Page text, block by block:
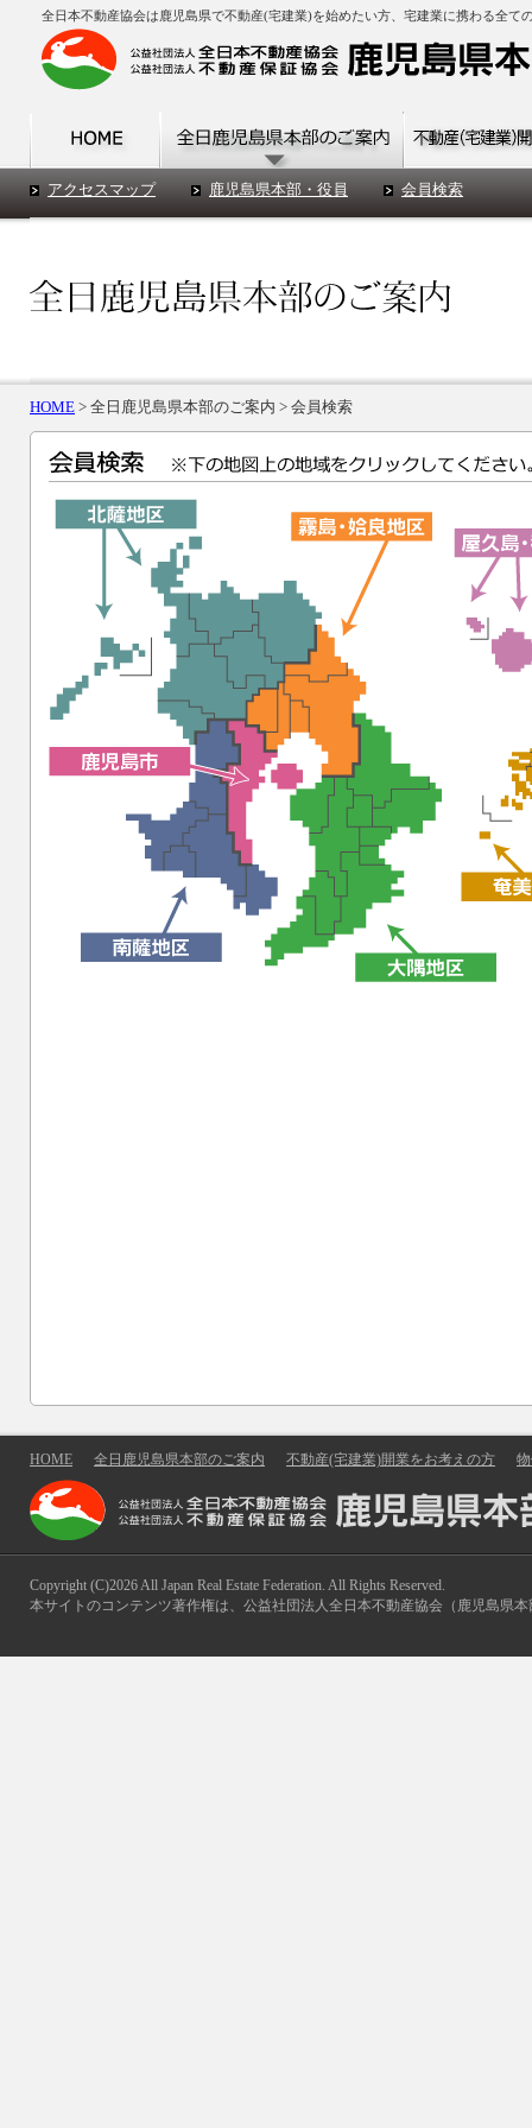
全日本不動産協会は鹿児島県で不動産(宅建業)を始めたい方、宅建業に携わる全
アクセスマップ 鹿児島県本部・役員 会員検索
HOME > 全日鹿児島県本部のご案内 > 会員検索
HOME 全日鹿児島県本部のご案内 不動産(宅建業)開業をお考えの方
Copyright (C)2026 All Japan Real Estate Federation. All Rights Reserved.
本サイトのコンテンツ著作権は、公益社団法人全日本不動産協会（鹿児島県